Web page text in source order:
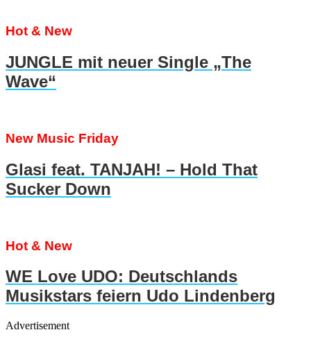
Hot & New
JUNGLE mit neuer Single „The
Wave“
New Music Friday
Glasi feat. TANJAH! – Hold That
Sucker Down
Hot & New
WE Love UDO: Deutschlands
Musikstars feiern Udo Lindenberg
Advertisement